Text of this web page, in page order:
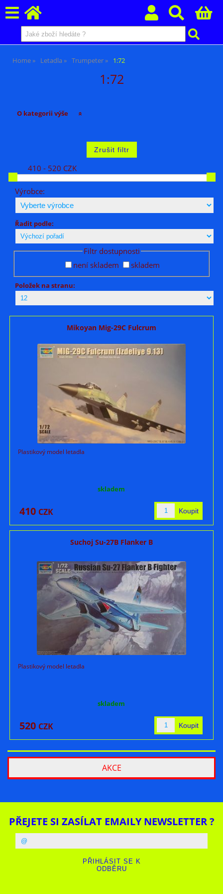
Home Letadla Trumpeter 1:72
1:72
O kategorii výše
410 - 520 CZK
Výrobce:
Řadit podle:
Filtr dostupnosti
není skladem
skladem
Položek na stranu:
Mikoyan Mig-29C Fulcrum
Plastikový model letadla
skladem
410 CZK
Suchoj Su-27B Flanker B
Plastikový model letadla
skladem
520 CZK
AKCE
PŘEJETE SI ZASÍLAT EMAILY NEWSLETTER ?